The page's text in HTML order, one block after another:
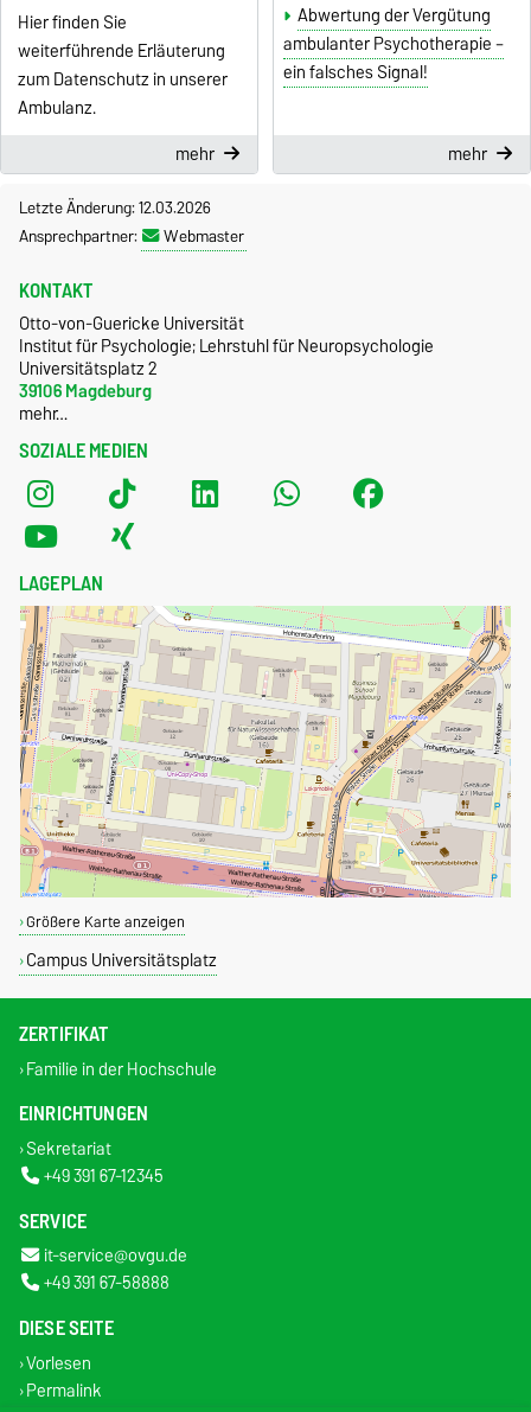
Hier finden Sie
weiterführende Erläuterung
zum Datenschutz in unserer
Ambulanz.
mehr
Abwertung der Vergütung
ambulanter Psychotherapie –
ein falsches Signal!
mehr
Letzte Änderung: 12.03.2026
Ansprechpartner:
Webmaster
SOZIALE MEDIEN
KONTAKT
Otto-von-Guericke Universität
Institut für Psychologie; Lehrstuhl für Neuropsychologie
Universitätsplatz 2
39106 Magdeburg
mehr…
LAGEPLAN
Größere Karte anzeigen
Campus Universitätsplatz
ZERTIFIKAT
Familie in der Hochschule
EINRICHTUNGEN
Sekretariat
+49 391 67-12345
SERVICE
it-service@ovgu.de
+49 391 67-58888
DIESE SEITE
Vorlesen
Permalink